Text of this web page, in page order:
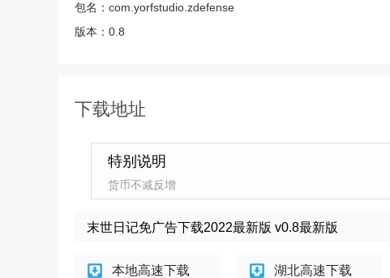
包名： com.yorfstudio.zdefense
版本： 0.8
下载地址
特别说明
货币不减反增
末世日记免广告下载2022最新版 v0.8最新版
本地高速下载 湖北高速下载